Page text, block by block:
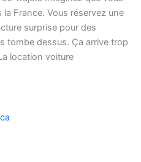
France. Vous réservez une
surprise pour des
tombe dessus. Ça arrive trop
location voiture